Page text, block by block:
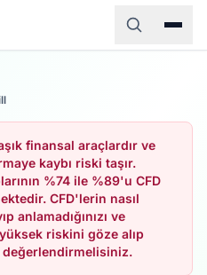
finansal araçlardır ve
kaybı riski taşır.
%74 ile %89'u CFD
CFD'lerin nasıl
anlamadığınızı ve
riskini göze alıp
değerlendirmelisiniz.